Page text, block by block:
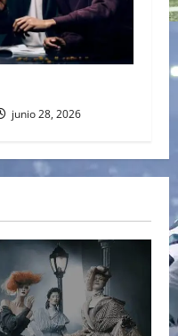
junio 28, 2026